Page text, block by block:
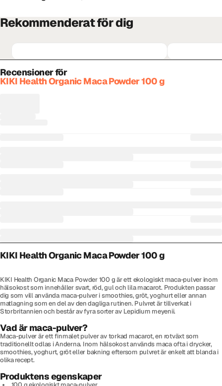
Rekommenderat för dig
Recensioner för
KIKI Health Organic Maca Powder 100 g
KIKI Health Organic Maca Powder 100 g
KIKI Health Organic Maca Powder 100 g är ett ekologiskt maca-pulver inom
hälsokost som innehåller svart, röd, gul och lila macarot. Produkten passar
dig som vill använda maca-pulver i smoothies, gröt, yoghurt eller annan
matlagning som en del av den dagliga rutinen. Pulvret är tillverkat i
Storbritannien och består av fyra sorter av Lepidium meyenii.
Vad är maca-pulver?
Maca-pulver är ett finmalet pulver av torkad macarot, en rotväxt som
traditionellt odlas i Anderna. Inom hälsokost används maca ofta i drycker,
smoothies, yoghurt, gröt eller bakning eftersom pulvret är enkelt att blanda i
olika recept.
Produktens egenskaper